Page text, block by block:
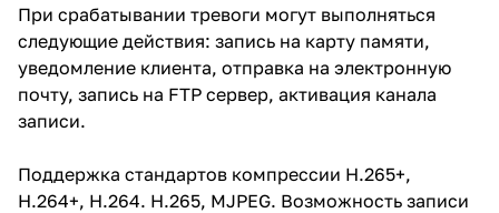
При срабатывании тревоги могут выполняться
следующие действия: запись на карту памяти,
уведомление клиента, отправка на электронную
почту, запись на FTP сервер, активация канала
записи.
Поддержка стандартов компрессии H.265+,
H.264+, H.264. H.265, MJPEG. Возможность записи